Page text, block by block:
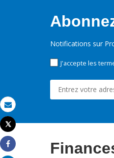
Email
Imprimer
Tweet
Share
Notifications sur
J'accepte les